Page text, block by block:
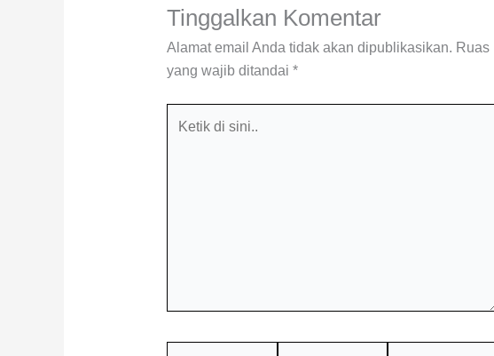
Tinggalkan Komentar
Alamat email Anda tidak akan dipublikasikan. Ruas
yang wajib ditandai *